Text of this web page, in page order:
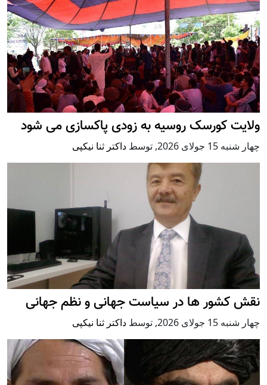
ولایت کورسک روسیه به زودی پاکسازی می شود
چهار شنبه 15 جولای 2026 , توسط داکتر ثنا نیکپی
نقش کشور ها در سیاست جهانی و نظم جهانی
چهار شنبه 15 جولای 2026 , توسط داکتر ثنا نیکپی